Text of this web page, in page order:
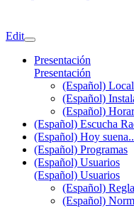
Edit
Presentación
Presentación
(Español)
(Español)
(Español)
(Español) Escucha
(Español) Hoy
(Español) Programas
(Español) Usuarios
(Español) Usuarios
(Español)
(Español)